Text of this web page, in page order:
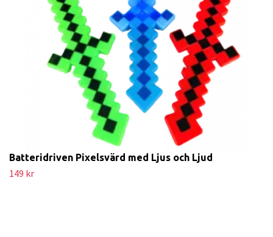
Batteridriven Pixelsvärd med Ljus och Ljud
149 kr